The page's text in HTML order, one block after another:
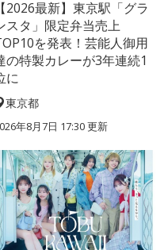
【2026最新】東京駅「グラ
スタ」限定弁当売上
を発表！芸能人御用
の特製カレーが3年連続1
に
東京都
年8月7日 17:30更新